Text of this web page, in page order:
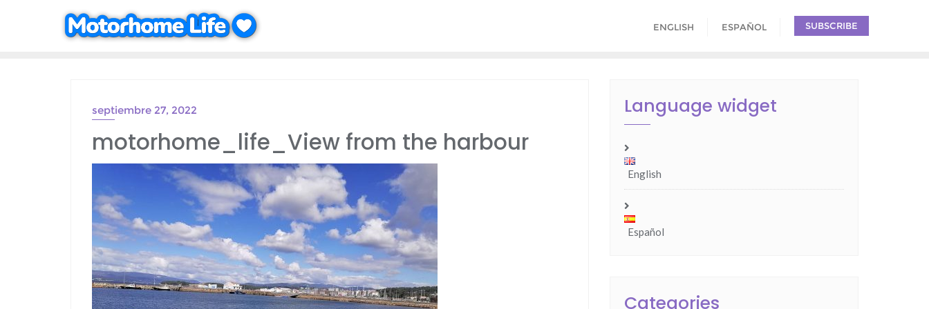
ENGLISH ESPAÑOL SUBSCRIBE
septiembre 27, 2022
motorhome_life_View from the harbour
Language widget
English
Español
Categories